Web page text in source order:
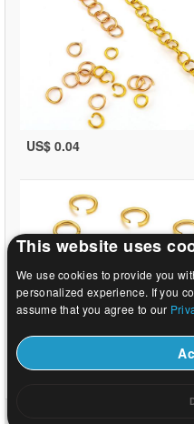
US$ 0.04
US$ 0.01
This website uses
We use cookies to provide you
personalized experience. If you
assume that you agree to our